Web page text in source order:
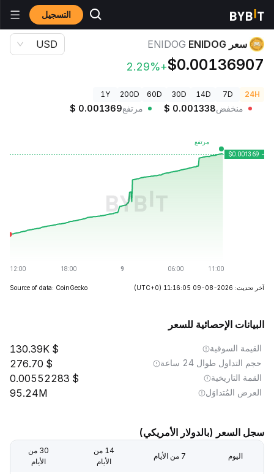
التسجيل أسعار العملات الرقمية
سعر ENIDOG ENIDOG
$0.00136907
+2.29%
USD
24H
7D
14D
30D
60D
200D
1Y
منخفض $ 0.001338 مرتفع $ 0.001369
آخر تحديث: 2026-08-09 11:16:05 (UTC+0)
Source of data: CoinGecko
البيانات الإحصائية للسعر
القيمة السوقية 130.39K
حجم التداول طوال 24 ساعة 276.70
القمة التاريخية 0.00552283
العرض المُتداوَل 95.24M
سجل السعر (بالدولار الأمريكي)
اليوم 7 من الأيام
14 من
الأيام
30 من
الأيام